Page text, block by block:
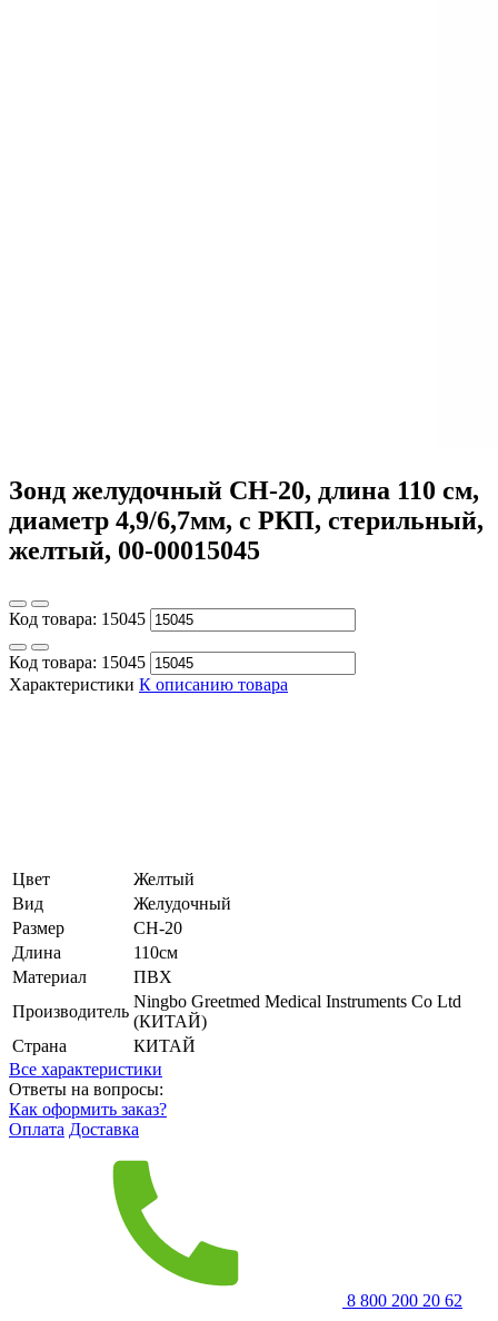
Зонд желудочный CH-20, длина 110 см,
диаметр 4,9/6,7мм, с РКП, стерильный,
желтый, 00-00015045
Код товара: 15045
Код товара: 15045
Характеристики К описанию товара
Цвет
Желтый
Вид
Желудочный
Размер
CH-20
Длина
110см
Материал
ПВХ
Производитель
Ningbo Greetmed Medical Instruments Co Ltd
(КИТАЙ)
Страна
КИТАЙ
Все характеристики
Ответы на вопросы:
Как оформить заказ?
Оплата Доставка
8 800 200 20 62